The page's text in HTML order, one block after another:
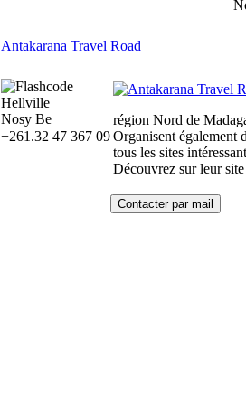
Antakarana Travel Road
Hellville
Nosy Be
+261.32 47 367 09
région Nord de
Organisent également
tous les sites
Découvrez sur leur